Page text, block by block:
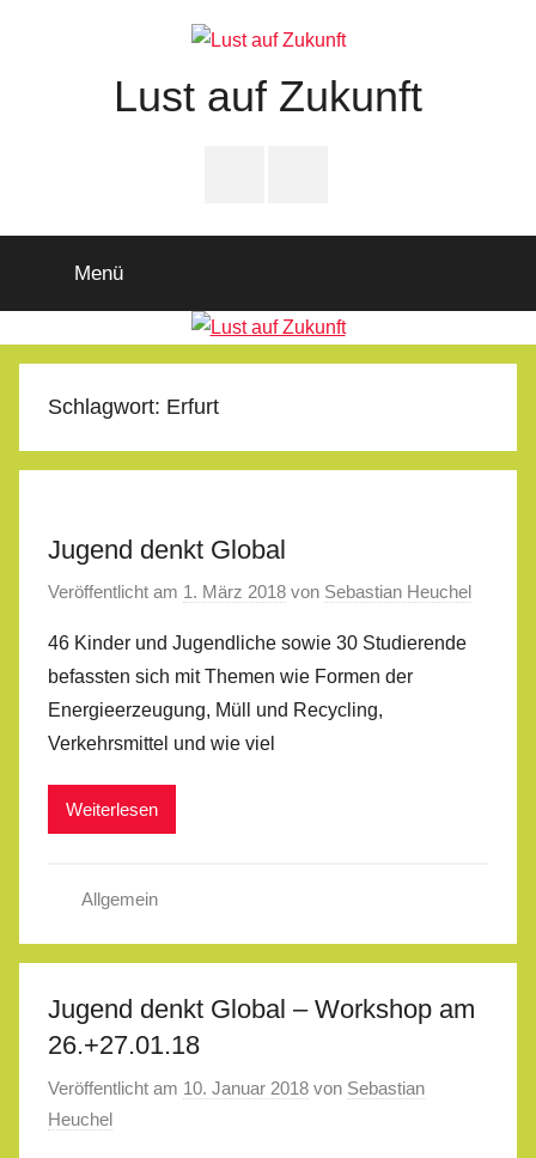
Lust auf Zukunft
Menü
Schlagwort: Erfurt
Jugend denkt Global
Veröffentlicht am 1. März 2018 von Sebastian Heuchel
46 Kinder und Jugendliche sowie 30 Studierende
befassten sich mit Themen wie Formen der
Energieerzeugung, Müll und Recycling,
Verkehrsmittel und wie viel
Weiterlesen
Allgemein
Jugend denkt Global – Workshop am
26.+27.01.18
Veröffentlicht am 10. Januar 2018 von Sebastian
Heuchel